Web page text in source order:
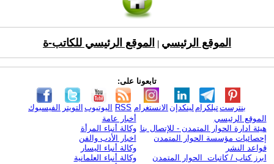
الموقع الرئيسي الموقع الرئيسي للكاتب-ة
تابعونا على:
الفيسبوك التويتر اليوتيوب RSS الانستغرام لينكدإن تيلكرامبنترست
الموقع الرئيسي
هيئة ادارة الحوار المتمدن - للإتصال بنا
إحصائيات مؤسسة الحوار المتمدن
قواعد النشر
ابرز كتاب / كاتبات الحوار المتمدن
أخبار عامة
وكالة أنباء المرأة
اخبار الأدب والفن
وكالة أنباء اليسار
وكالة أنباء العلمانية